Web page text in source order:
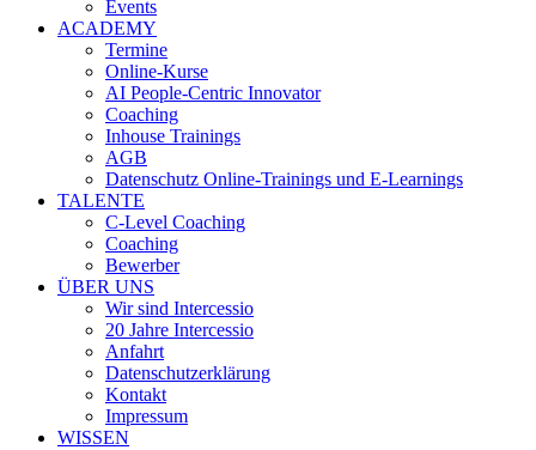
Events
ACADEMY
Termine
Online-Kurse
AI People-Centric Innovator
Coaching
Inhouse Trainings
AGB
Datenschutz Online-Trainings und E-Learnings
TALENTE
C-Level Coaching
Coaching
Bewerber
ÜBER UNS
Wir sind Intercessio
20 Jahre Intercessio
Anfahrt
Datenschutzerklärung
Kontakt
Impressum
WISSEN